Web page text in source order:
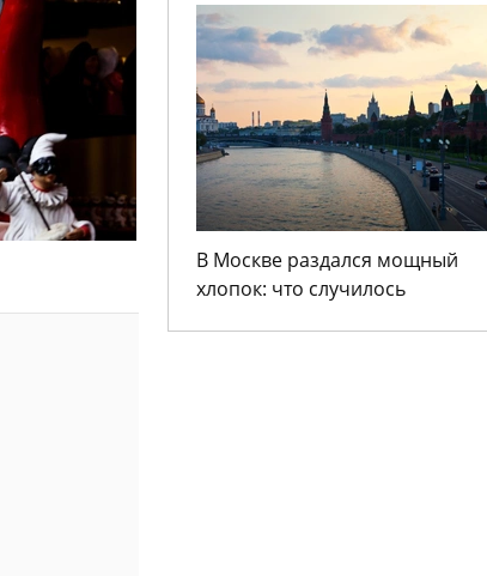
В Москве раздался мощный
хлопок: что случилось